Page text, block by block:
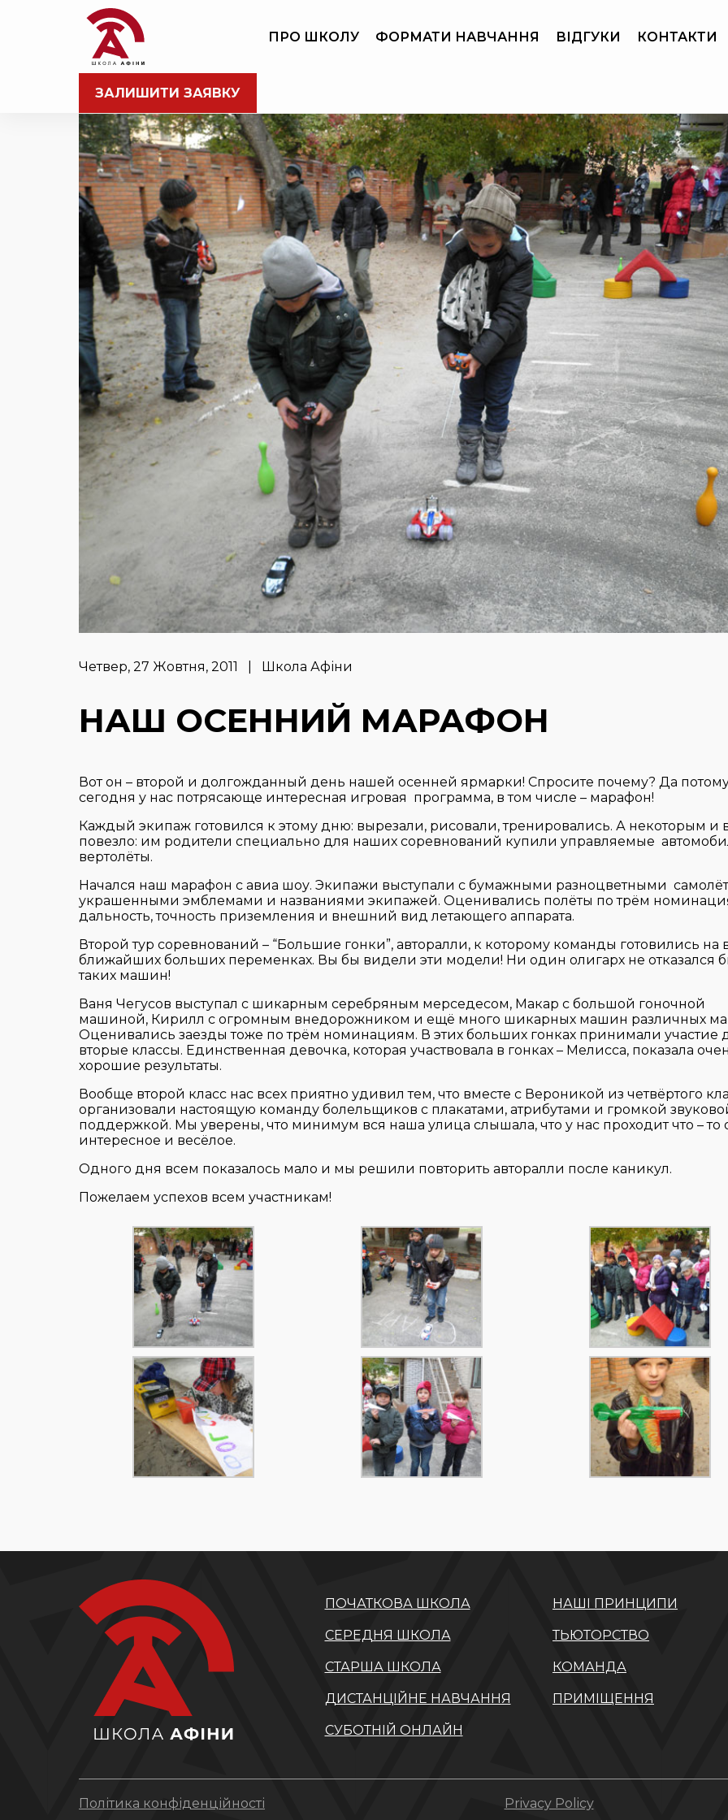
ПРО ШКОЛУ ФОРМАТИ НАВЧАННЯ ВІДГУКИ КОНТАКТИ
ЗАЛИШИТИ ЗАЯВКУ
Четвер, 27 Жовтня, 2011 | Школа Афіни
НАШ ОСЕННИЙ МАРАФОН
Вот он – второй и долгожданный день нашей осенней ярмарки! Спросите почему? Да
сегодня у нас потрясающе интересная игровая программа, в том числе – марафон!
Каждый экипаж готовился к этому дню: вырезали, рисовали, тренировались. А некоторым и
повезло: им родители специально для наших соревнований купили управляемые
вертолёты.
Начался наш марафон с авиа шоу. Экипажи выступали с бумажными разноцветными
украшенными эмблемами и названиями экипажей. Оценивались полёты по трём
дальность, точность приземления и внешний вид летающего аппарата.
Второй тур соревнований – “Большие гонки”, авторалли, к которому команды готовились на
ближайших больших переменках. Вы бы видели эти модели! Ни один олигарх не отказался
таких машин!
Ваня Чегусов выступал с шикарным серебряным мерседесом, Макар с большой гоночной
машиной, Кирилл с огромным внедорожником и ещё много шикарных машин различных
Оценивались заезды тоже по трём номинациям. В этих больших гонках принимали участие
вторые классы. Единственная девочка, которая участвовала в гонках – Мелисса, показала
хорошие результаты.
Вообще второй класс нас всех приятно удивил тем, что вместе с Вероникой из четвёртого
организовали настоящую команду болельщиков с плакатами, атрибутами и громкой
поддержкой. Мы уверены, что минимум вся наша улица слышала, что у нас проходит что – то
интересное и весёлое.
Одного дня всем показалось мало и мы решили повторить авторалли после каникул.
Пожелаем успехов всем участникам!
ПОЧАТКОВА ШКОЛА
СЕРЕДНЯ ШКОЛА
СТАРША ШКОЛА
ДИСТАНЦІЙНЕ НАВЧАННЯ
СУБОТНІЙ ОНЛАЙН
НАШІ ПРИНЦИПИ
ТЬЮТОРСТВО
КОМАНДА
ПРИМІЩЕННЯ
Політика конфіденційності Privacy Policy